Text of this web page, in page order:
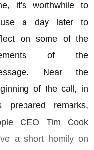
it's worthwhile to
a day later to
on some of the
of the
Near the
of the call, in
prepared remarks,
CEO Tim Cook
a short homily on